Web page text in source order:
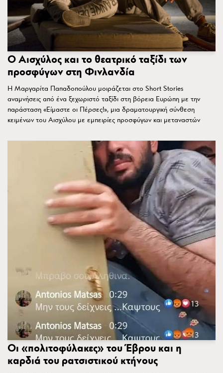
Ο Αισχύλος και το θεατρικό ταξίδι των
προσφύγων στη Φινλανδία
H Μαργαρίτα Παπαδοπούλου μοιράζεται στο Short Stories
αναμνήσεις από ένα ξεχωριστό ταξίδι στη βόρεια Ευρώπη με την
παράσταση «Είμαστε οι Πέρσες!», μια δραματουργική σύνθεση
κειμένων του Αισχύλου με εμπειρίες προσφύγων και μεταναστών
Οι «πολιτοφύλακες» του Έβρου και η
καρδιά του ρατσιστικού κτήνους